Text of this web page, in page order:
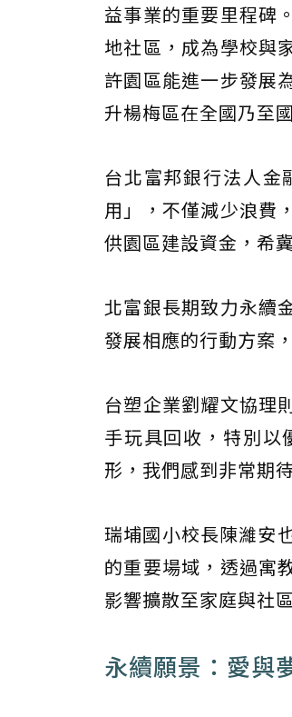
益事業的重要里程碑
地社區，成為學校與
許園區能進一步發展
升楊梅區在全國乃至
台北富邦銀行法人
用」，不僅減少浪費
供園區建設資金，希
北富銀長期致力永續
發展相應的行動方案
台塑企業劉耀文協理
手玩具回收，特別以
形，我們感到非常期
瑞埔國小校長陳濰安
的重要場域，透過寓
影響擴散至家庭與社
永續願景：愛與